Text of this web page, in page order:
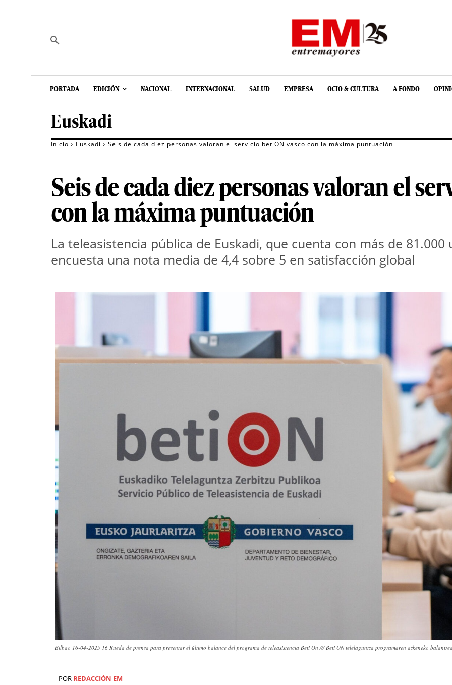
PORTADA EDICIÓN NACIONAL INTERNACIONAL SALUD EMPRESA OCIO & CULTURA A FONDO
Euskadi
Inicio Euskadi Seis de cada diez personas valoran el servicio betiON vasco con la máxima puntuación
Seis de cada diez personas valoran el
con la máxima puntuación
La teleasistencia pública de Euskadi, que cuenta con más de
encuesta una nota media de 4,4 sobre 5 en satisfacción global
Bilbao 16-04-2025 16 Rueda de prensa para presentar el último balance del programa de teleasistencia Beti On /// Beti ON telelaguntza programaren azkeneko
POR REDACCIÓN EM